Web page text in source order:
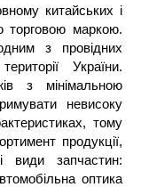
китайських і
торговою маркою.
з провідних
України.
з мінімальною
невисоку
тому
продукції,
види запчастин:
оптика